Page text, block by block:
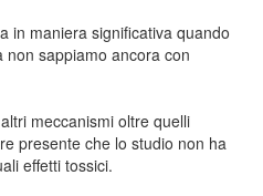
in maniera significativa quando
sappiamo ancora con
meccanismi oltre quelli
presente che lo studio non ha
effetti tossici.